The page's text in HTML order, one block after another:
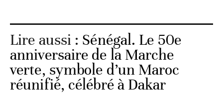
Lire aussi : Sénégal. Le 50e
anniversaire de la Marche
verte, symbole d’un Maroc
réunifié, célébré à Dakar